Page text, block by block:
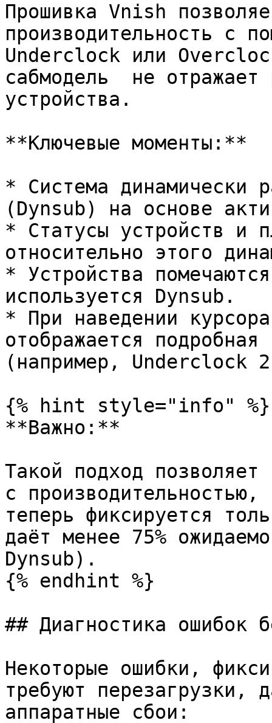
Прошивка Vnish
производительность с
Underclock или
сабмодель  не отражает
устройства.
**Ключевые моменты:**
* Система динамически
(Dynsub) на основе
* Статусы устройств и
относительно этого
* Устройства
используется Dynsub.
* При наведении
отображается
(например, Underclock
{% hint style="info" %}
**Важно:**
Такой подход позволяет
с
теперь фиксируется
даёт менее 75%
Dynsub).
{% endhint %}
## Диагностика ошибок
Некоторые ошибки,
требуют перезагрузки,
аппаратные сбои: